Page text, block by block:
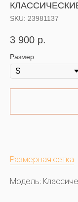
SKU: 23981137
3 900 р.
Размер
Размерная сетка
Модель: